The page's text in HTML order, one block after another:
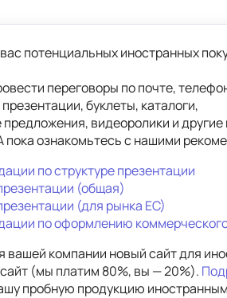
потенциальных иностранных
переговоры по почте,
буклеты, каталоги,
видеоролики и
пока ознакомьтесь с нашими
по структуре презентации
(общая)
(для рынка ЕС)
по оформлению
вашей компании новый сайт для
(мы платим 80%, вы — 20%).
пробную продукцию